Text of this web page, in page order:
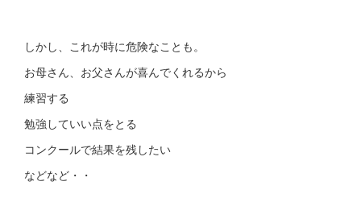
しかし、これが時に危険なことも。
お母さん、お父さんが喜んでくれるから
練習する
勉強していい点をとる
コンクールで結果を残したい
などなど・・